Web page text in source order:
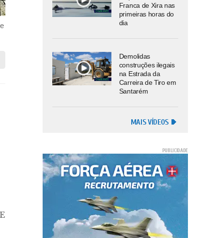
Franca de Xira nas
primeiras horas do
dia
Demolidas
construções ilegais
na Estrada da
Carreira de Tiro em
Santarém
MAIS VÍDEOS